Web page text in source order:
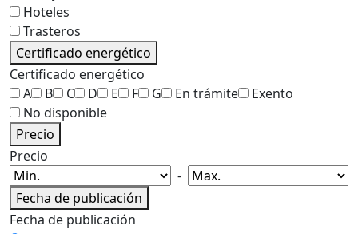
Hoteles
Trasteros
Certificado energético
Certificado energético
A
B C D E F G En trámite
Exento
No disponible
Precio
Precio
-
Fecha de publicación
Fecha de publicación